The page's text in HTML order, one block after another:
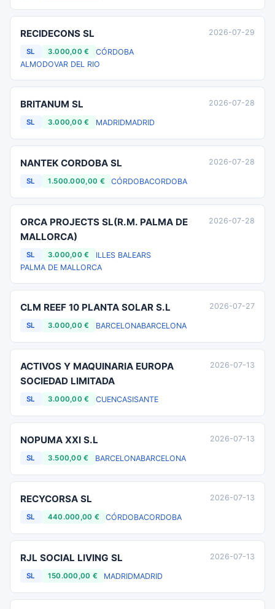
RECIDECONS SL
SL 3.000,00 €
CÓRDOBA
ALMODOVAR DEL RIO
2026-07-29
BRITANUM SL
SL 3.000,00 € MADRIDMADRID
2026-07-28
NANTEK CORDOBA SL
SL 1.500.000,00 € CÓRDOBACORDOBA
2026-07-28
ORCA PROJECTS SL(R.M. PALMA DE
MALLORCA)
SL 3.000,00 €
ILLES BALEARS
PALMA DE MALLORCA
2026-07-28
CLM REEF 10 PLANTA SOLAR S.L
SL 3.000,00 € BARCELONABARCELONA
2026-07-27
ACTIVOS Y MAQUINARIA EUROPA
SOCIEDAD LIMITADA
SL 3.000,00 € CUENCASISANTE
2026-07-13
NOPUMA XXI S.L
SL 3.500,00 € BARCELONABARCELONA
2026-07-13
RECYCORSA SL
SL 440.000,00 € CÓRDOBACORDOBA
2026-07-13
RJL SOCIAL LIVING SL
SL 150.000,00 € MADRIDMADRID
2026-07-13